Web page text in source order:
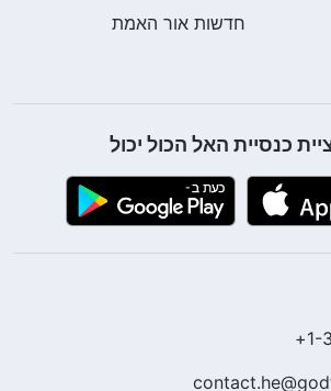
חדשות אור האמת
כנסיית האל הכול יכול
1-